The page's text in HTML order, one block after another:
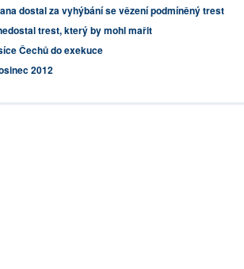
dostal za vyhýbání se vězení podmíněný trest
trest, který by mohl mařit
Čechů do exekuce
2012